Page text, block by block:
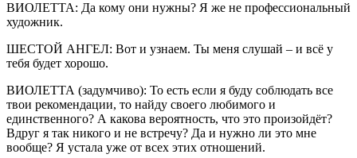
ВИОЛЕТТА: Да кому они нужны? Я же не профессиональный
художник.
ШЕСТОЙ АНГЕЛ: Вот и узнаем. Ты меня слушай – и всё у
тебя будет хорошо.
ВИОЛЕТТА (задумчиво): То есть если я буду соблюдать все
твои рекомендации, то найду своего любимого и
единственного? А какова вероятность, что это произойдёт?
Вдруг я так никого и не встречу? Да и нужно ли это мне
вообще? Я устала уже от всех этих отношений.